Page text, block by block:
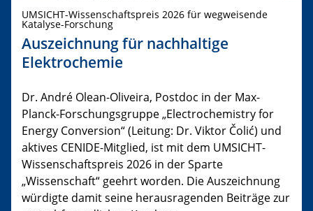
UMSICHT-Wissenschaftspreis 2026 für wegweisende
Katalyse-Forschung
Auszeichnung für nachhaltige
Elektrochemie
Dr. André Olean-Oliveira, Postdoc in der Max-
Planck-Forschungsgruppe „Electrochemistry for
Energy Conversion“ (Leitung: Dr. Viktor Čolić) und
aktives CENIDE-Mitglied, ist mit dem UMSICHT-
Wissenschaftspreis 2026 in der Sparte
„Wissenschaft“ geehrt worden. Die Auszeichnung
würdigte damit seine herausragenden Beiträge zur